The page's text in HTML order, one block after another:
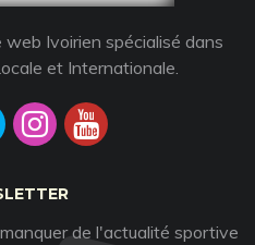
Ivoirien spécialisé dans
et Internationale.
de l'actualité sportive